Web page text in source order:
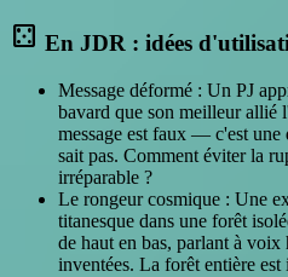
casino En JDR : idées
Message déformé : Un PJ
bavard que son meilleur allié
message est faux — c'est
sait pas. Comment éviter la
irréparable ?
Le rongeur cosmique : Une
titanesque dans une forêt
de haut en bas, parlant à voix
inventées. La forêt entière